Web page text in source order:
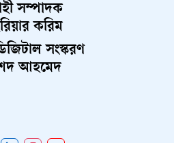
সম্পাদক
করিম
সংস্করণ
আহমেদ